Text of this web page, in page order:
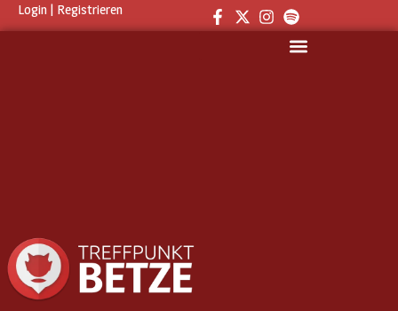
Login | Registrieren